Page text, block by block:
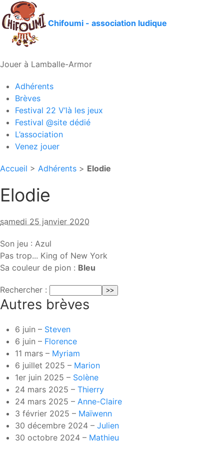
Chifoumi - association ludique
Jouer à Lamballe-Armor
Adhérents
Brèves
Festival 22 V’là les jeux
Festival @site dédié
L’association
Venez jouer
Accueil > Adhérents > Elodie
Elodie
samedi 25 janvier 2020
Son jeu : Azul
Pas trop... King of New York
Sa couleur de pion : Bleu
Rechercher :
Autres brèves
6 juin – Steven
6 juin – Florence
11 mars – Myriam
6 juillet 2025 – Marion
1er juin 2025 – Solène
24 mars 2025 – Thierry
24 mars 2025 – Anne-Claire
3 février 2025 – Maïwenn
30 décembre 2024 – Julien
30 octobre 2024 – Mathieu